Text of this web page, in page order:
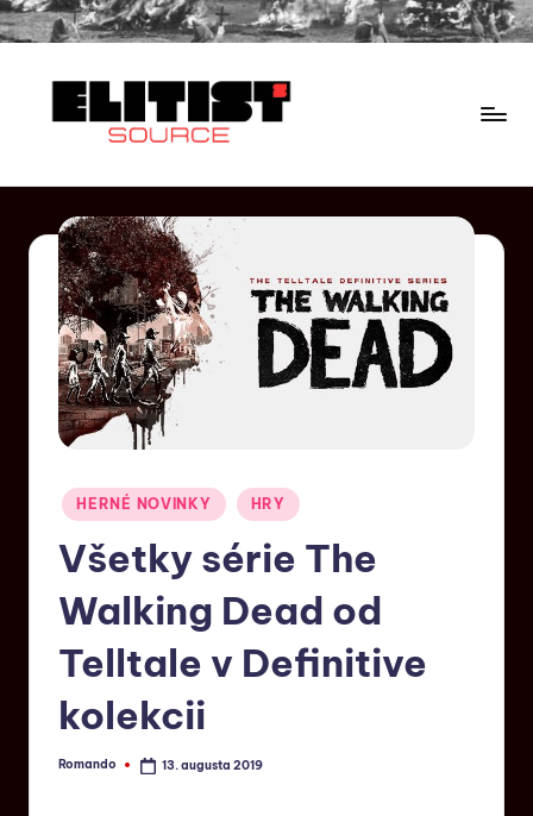
HERNÉ NOVINKY HRY
Všetky série The
Walking Dead od
Telltale v Definitive
kolekcii
Romando 13. augusta 2019